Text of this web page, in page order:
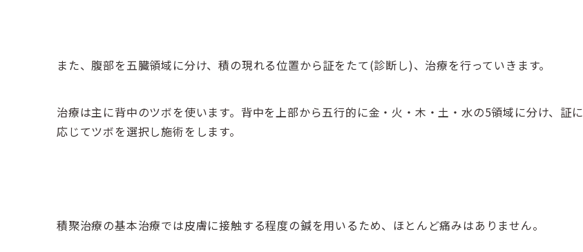
また、腹部を五臓領域に分け、積の現れる位置から証をたて(診断し)、治療を行っていきます。
治療は主に背中のツボを使います。背中を上部から五行的に金・火・木・土・水の5領域に分け、証に
応じてツボを選択し施術をします。
積聚治療の基本治療では皮膚に接触する程度の鍼を用いるため、ほとんど痛みはありません。